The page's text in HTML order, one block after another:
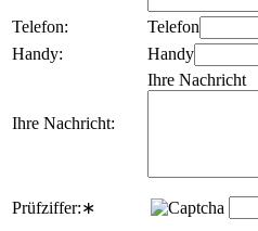
Telefon:
Telefon
Handy:
Handy
Ihre Nachricht:
Ihre Nachricht
Prüfziffer:∗